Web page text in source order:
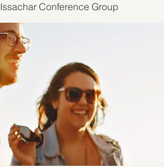
Issachar Conference Group